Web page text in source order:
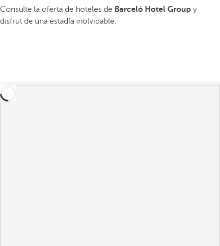
Consulte la oferta de hoteles de Barceló Hotel Group y
disfrut de una estadía inolvidable.